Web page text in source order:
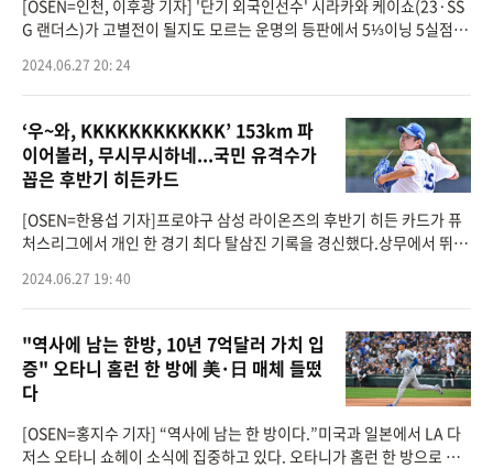
[OSEN=인천, 이후광 기자] '단기 외국인선수' 시라카와 케이쇼(23·SS
G 랜더스)가 고별전이 될지도 모르는 운명의 등판에서 5⅓이닝 5실점으
한 SOL뱅크 KBO리그 KT
2024.06.27 20: 24
‘우~와, KKKKKKKKKKKK’ 153km 파
이어볼러, 무시무시하네...국민 유격수가
꼽은 후반기 히든카드
[OSEN=한용섭 기자]프로야구 삼성 라이온즈의 후반기 히든 카드가 퓨
처스리그에서 개인 한 경기 최다 탈삼진 기록을 경신했다.상무에서 뛰고
군과의 경기에 선발
2024.06.27 19: 40
"역사에 남는 한방, 10년 7억달러 가치 입
증" 오타니 홈런 한 방에 美·日 매체 들떴
다
[OSEN=홍지수 기자] “역사에 남는 한 방이다.”미국과 일본에서 LA 다
저스 오타니 쇼헤이 소식에 집중하고 있다. 오타니가 홈런 한 방으로 구